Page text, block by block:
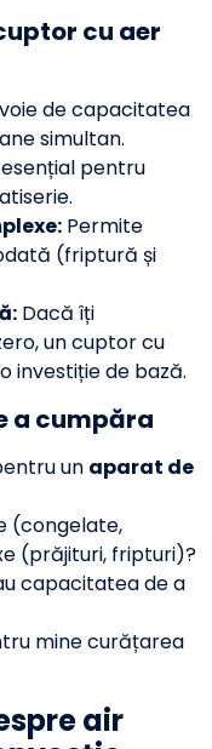
cu aer
de capacitatea
simultan.
pentru
Permite
(friptură și
Dacă îți
un cuptor cu
investiție de bază.
a cumpăra
un aparat de
(congelate,
(prăjituri, fripturi)?
capacitatea de a
mine curățarea
air